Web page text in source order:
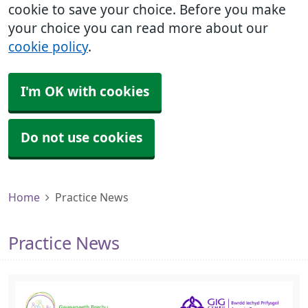
cookie to save your choice. Before you make
your choice you can read more about our
cookie policy.
I'm OK with cookies
Do not use cookies
Home Practice News
Practice News